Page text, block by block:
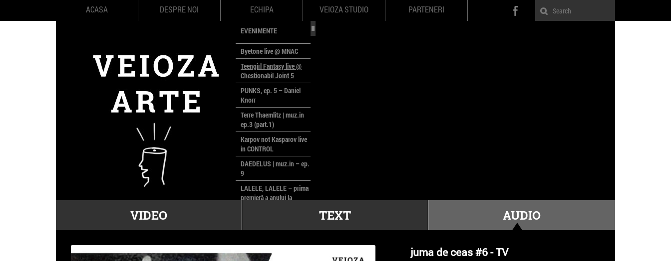
ACASA DESPRE NOI ECHIPA VEIOZA STUDIO PARTENERI
EVENIMENTE
Byetone live @ MNAC
Teengirl Fantasy live @
Chestionabil Joint 5
PUNKS, ep. 5 – Daniel
Knorr
Terre Thaemlitz | muz.in
ep.3 (part.1)
Karpov not Kasparov live
in CONTROL
DAEDELUS | muz.in – ep.
9
LALELE, LALELE – prima
premieră a anului la
poloneze la București
PEOPLE OF ROMANIA se
lansează la galeria Simeza
VIDEO TEXT AUDIO
juma de ceas #6 - TV